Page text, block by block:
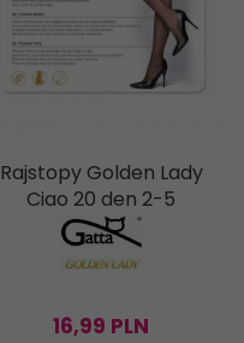
Rajstopy Golden Lady
Ciao 20 den 2-5
16,99 PLN